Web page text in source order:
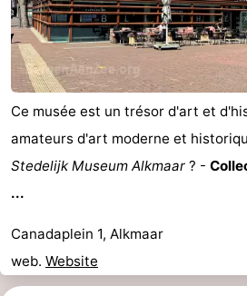
Ce musée est un trésor d'art et
amateurs d'art moderne et
Stedelijk Museum Alkmaar ? -
...
Canadaplein 1, Alkmaar
web. Website